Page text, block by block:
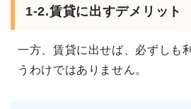
1-2.賃貸に出すデメリット
一方、賃貸に出せば、必ずしも
うわけではありません。